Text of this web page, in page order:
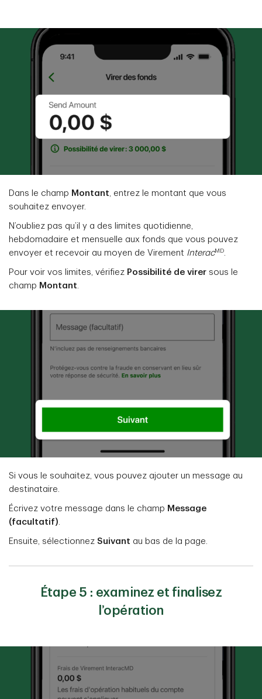
Dans le champ Montant, entrez le montant que vous
souhaitez envoyer.
N’oubliez pas qu’il y a des limites quotidienne,
hebdomadaire et mensuelle aux fonds que vous pouvez
envoyer et recevoir au moyen de Virement InteracMD.
Pour voir vos limites, vérifiez Possibilité de virer sous le
champ Montant.
Si vous le souhaitez, vous pouvez ajouter un message au
destinataire.
Écrivez votre message dans le champ Message
(facultatif)
Ensuite, sélectionnez Suivant au bas de la page.
Étape 5 : examinez et finalisez
l’opération